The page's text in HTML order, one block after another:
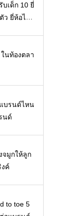
เด็ก 10 ยี่
ว ยี่ห้อไห
นท้องตลา
บรนด์ไหน
นด์
จมูกให้ลูก
งค์
to toe 5